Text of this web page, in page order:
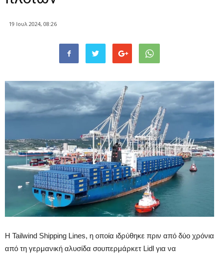
19 Ιουλ 2024, 08:26
Η Tailwind Shipping Lines, η οποία ιδρύθηκε πριν από δύο χρόνια
από τη γερμανική αλυσίδα σουπερμάρκετ Lidl για να